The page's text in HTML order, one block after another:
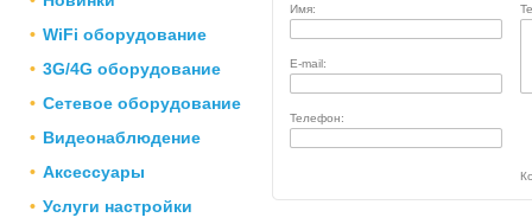
WiFi оборудование
3G/4G оборудование
Сетевое оборудование
Видеонаблюдение
Аксессуары
Услуги настройки
Имя:
E-mail:
Телефон: